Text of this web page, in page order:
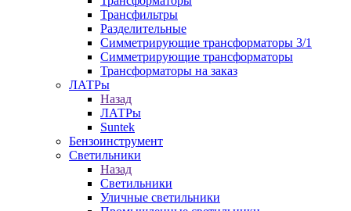
Трансфильтры
Разделительные
Симметрирующие трансформаторы 3/1
Симметрирующие трансформаторы
Трансформаторы на заказ
ЛАТРы
Назад
ЛАТРы
Suntek
Бензоинструмент
Светильники
Назад
Светильники
Уличные светильники